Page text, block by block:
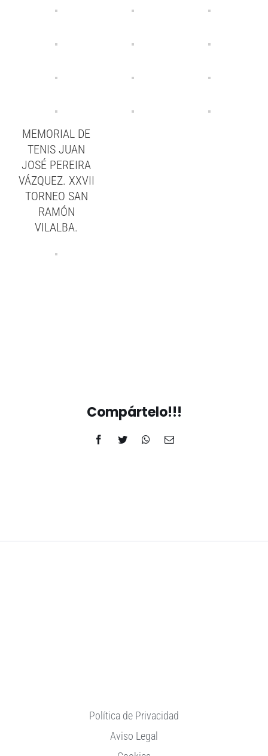
MEMORIAL DE
TENIS JUAN
JOSÉ PEREIRA
VÁZQUEZ. XXVII
TORNEO SAN
RAMÓN
VILALBA.
Compártelo!!!
FacebookTwitterWhatsApp
Correo
Política de Privacidad
Aviso Legal